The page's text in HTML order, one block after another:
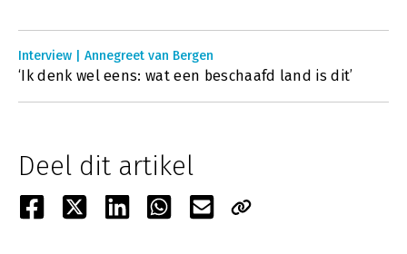
Interview | Annegreet van Bergen
‘Ik denk wel eens: wat een beschaafd land is dit’
Deel dit artikel